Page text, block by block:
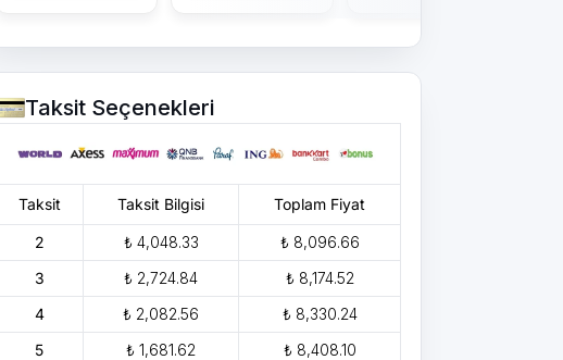
Taksit Seçenekleri
Taksit Taksit Bilgisi Toplam Fiyat
2 ₺ 4,048.33
₺ 8,096.66
3
₺ 2,724.84
₺ 8,174.52
4
₺ 2,082.56
₺ 8,330.24
5
₺ 1,681.62
₺ 8,408.10